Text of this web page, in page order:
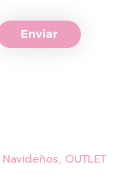
Enviar
Navideños, OUTLET